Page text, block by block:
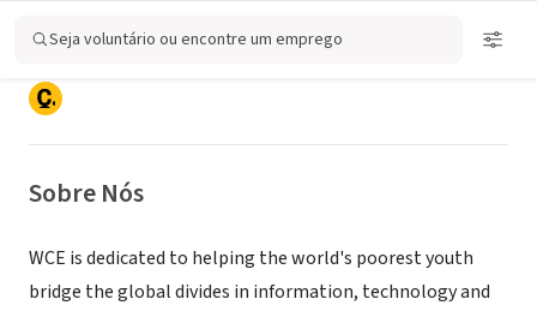
Seja voluntário ou encontre um emprego
Hull, MA www.worldcomputerexchange.org
Sobre Nós
WCE is dedicated to helping the world's poorest youth
bridge the global divides in information, technology and